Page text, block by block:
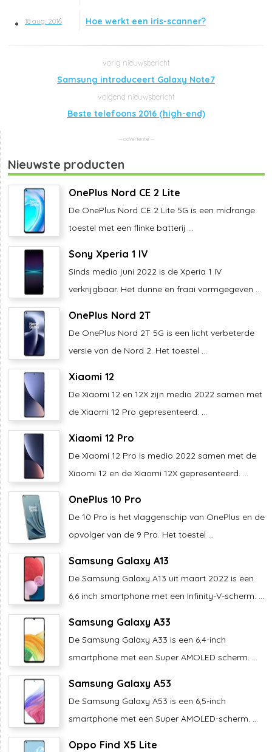
18 aug. 2016 Hoe werkt een iris-scanner?
Samsung introduceert Galaxy Note7
Beste telefoons 2016 (high-end)
Nieuwste producten
OnePlus Nord CE 2 Lite
De OnePlus Nord CE 2 Lite 5G is een midrange
toestel met een flinke batterij ...
Sony Xperia 1 IV
Sinds medio juni 2022 is de Xperia 1 IV
verkrijgbaar. Het dunne en fraai vormgegeven ...
OnePlus Nord 2T
De OnePlus Nord 2T 5G is een licht verbeterde
versie van de Nord 2. Het toestel ...
Xiaomi 12
De Xiaomi 12 en 12X zijn medio 2022 samen met
de Xiaomi 12 Pro gepresenteerd. ...
Xiaomi 12 Pro
De Xiaomi 12 Pro is medio 2022 samen met de
Xiaomi 12 en de Xiaomi 12X gepresenteerd. ...
OnePlus 10 Pro
De 10 Pro is het vlaggenschip van OnePlus en de
opvolger van de 9 Pro. Het toestel ...
Samsung Galaxy A13
De Samsung Galaxy A13 uit maart 2022 is een
6,6 inch smartphone met een Infinity-V-scherm. ...
Samsung Galaxy A33
De Samsung Galaxy A33 is een 6,4-inch
smartphone met een Super AMOLED scherm. ...
Samsung Galaxy A53
De Samsung Galaxy A53 is een 6,5-inch
smartphone met een Super AMOLED-scherm. ...
Oppo Find X5 Lite